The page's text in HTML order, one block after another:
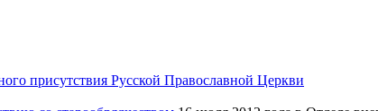
присутствия Русской Православной Церкви